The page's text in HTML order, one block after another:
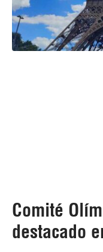
Comité
destacado